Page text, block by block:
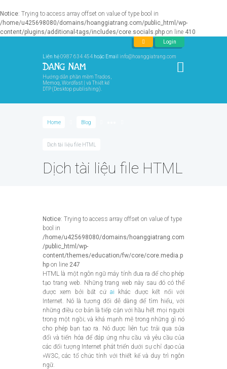
Notice: Trying to access array offset on value of type bool in
/home/u425698080/domains/hoanggiatrang.com/public_html/wp-
content/plugins/additional-tags/includes/core.socials.php on line 410
Login
Liên hệ0987 634 454 hoặc Email info@hoanggiatrang.com
Hướng dẫn phần mềm Trados,
Memoq, Wordfast | và Thiết kế
DTP (Desktop publishing).
Home Blog
Dịch tài liệu file HTML
Dịch tài liệu file HTML
Notice: Trying to access array offset on value of type
bool in
/home/u425698080/domains/hoanggiatrang.com
/public_html/wp-
content/themes/education/fw/core/core.media.p
hp on line 247
HTML là một ngôn ngữ máy tính đưa ra để cho phép
tạo trang web. Những trang web này sau đó có thể
được xem bởi bất cứ ai khác được kết nối với
Internet. Nó là tương đối dễ dàng để tìm hiểu, với
những điều cơ bản là tiếp cận với hầu hết mọi người
trong một ngồi; và khá mạnh mẽ trong những gì nó
cho phép bạn tạo ra. Nó được liên tục trải qua sửa
đổi và tiến hóa để đáp ứng nhu cầu và yêu cầu của
các đối tượng Internet phát triển dưới sự chỉ đạo của
»W3C, các tổ chức tính với thiết kế và duy trì ngôn
ngữ.